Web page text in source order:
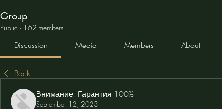
Group
Public · 162 members
Discussion Media Members About
Back
Внимание! Гарантия 100%
September 12, 2023